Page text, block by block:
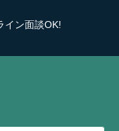
イン面談OK!